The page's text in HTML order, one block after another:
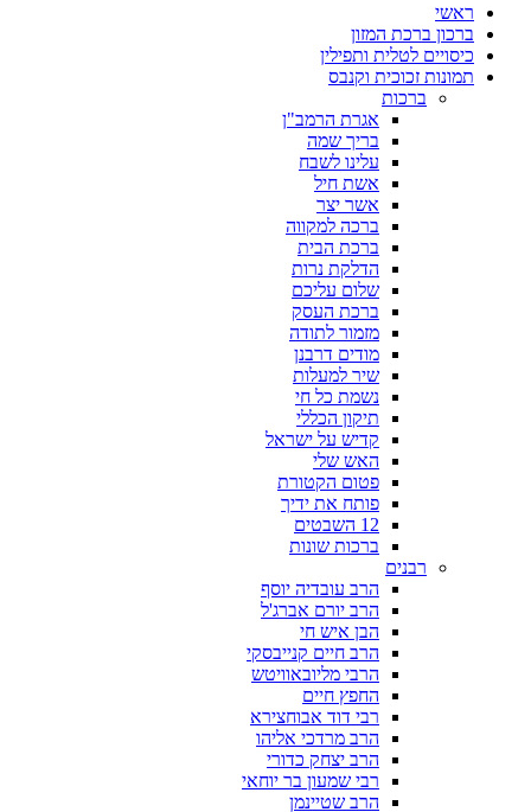
ראשי
ברכון ברכת המזון
כיסויים לטלית ותפילין
תמונות זכוכית וקנבס
ברכות
אגרת הרמב"ן
בריך שמה
עלינו לשבח
אשת חיל
אשר יצר
ברכה למקווה
ברכת הבית
הדלקת נרות
שלום עליכם
ברכת העסק
מזמור לתודה
מודים דרבנן
שיר למעלות
נשמת כל חי
תיקון הכללי
קדיש על ישראל
האש שלי
פטום הקטורת
פותח את ידיך
12 השבטים
ברכות שונות
רבנים
הרב עובדיה יוסף
הרב יורם אברג'ל
הבן איש חי
הרב חיים קנייבסקי
הרבי מליובאוויטש
החפץ חיים
רבי דוד אבוחצירא
הרב מרדכי אליהו
הרב יצחק כדורי
רבי שמעון בר יוחאי
הרב שטיינמן